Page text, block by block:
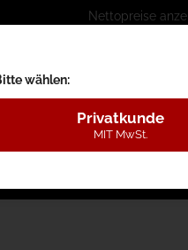
Nettopreise
wählen:
Privatkunde
MIT MwSt.